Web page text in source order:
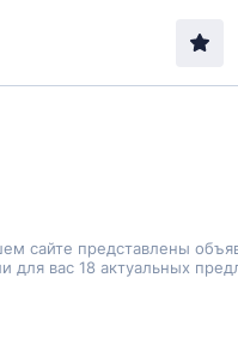
сайте представлены
вас 18 актуальных